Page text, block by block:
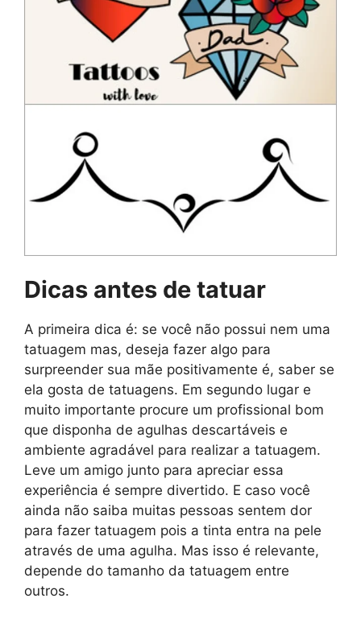
Dicas antes de tatuar
A primeira dica é: se você não possui nem uma
tatuagem mas, deseja fazer algo para
surpreender sua mãe positivamente é, saber se
ela gosta de tatuagens. Em segundo lugar e
muito importante procure um profissional bom
que disponha de agulhas descartáveis e
ambiente agradável para realizar a tatuagem.
Leve um amigo junto para apreciar essa
experiência é sempre divertido. E caso você
ainda não saiba muitas pessoas sentem dor
para fazer tatuagem pois a tinta entra na pele
através de uma agulha. Mas isso é relevante,
depende do tamanho da tatuagem entre
outros.